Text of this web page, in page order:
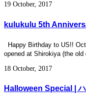
19 October, 2017
kulukulu 5th
Happy Birthday to US!!
opened at Shirokiya (the old
18 October, 2017
Halloween Special |